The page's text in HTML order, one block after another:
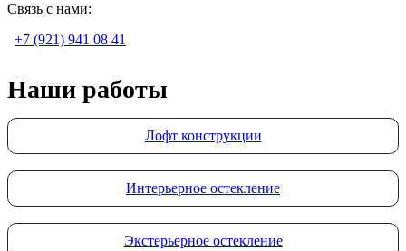
Связь с нами:
+7 (921) 941 08 41
Наши работы
Лофт конструкции
Интерьерное остекление
Экстерьерное остекление